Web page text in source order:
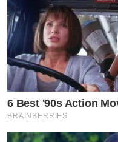
สอบถามรายละเอียดแบ
สำนักงานขายโครงการ ห
โทร. 02-088-0999 /
6 Best '90s Action
BRAINBERRIES